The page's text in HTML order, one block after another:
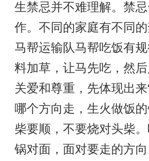
生禁忌并不难理解。禁
作。不同的家庭有不同的
马帮运输 队马帮吃饭有
料加草，让马先吃，然
关爱和尊重，先体现出
哪个方向走，生火做饭
柴要顺，不要烧对头柴
锅对面，面对要走的方